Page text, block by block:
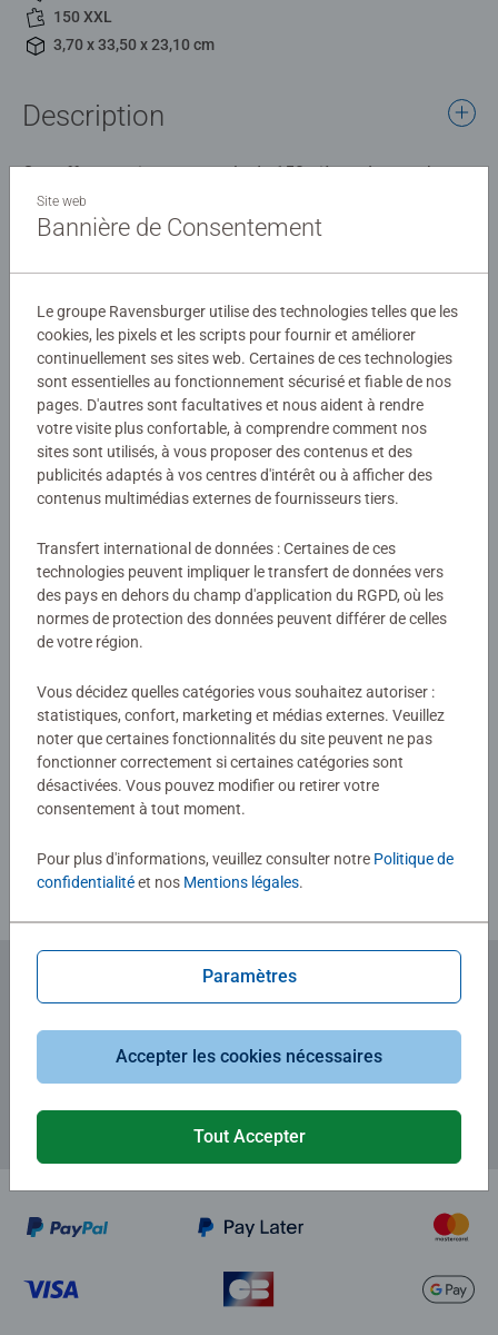
150 XXL
3,70 x 33,50 x 23,10 cm
Description
Ce coffret contient un puzzle de 150 pièces. Le nombre et
la taille des pièces sont conçus pour permettre aux
enfants dès 7 ans d'assembler leurs puzzles, dans
Les puzzles Ravensburger sont conçus pour être adaptés
à chaque âge, avec des pièces solides et des illustrations
colorées. Ils offrent un excellent moyen de stimuler la
confiance en soi des enfants. Depuis plus de 100 ans,
Ravensburger crée des puzzles de qualité, sûrs et
durables, pour accompagner le développement des petits.
Détails
Numéro d'article:
12901
EAN:
4005556129010
Avertissements et informations du fabricant
Produits similaires
Aucune évaluation n'a encore été
soumise
Rédiger une évaluation
Abonnez-vous à notre newsletter
Site web
Bannière de Consentement
Le groupe Ravensburger utilise des technologies telles que les
cookies, les pixels et les scripts pour fournir et améliorer
continuellement ses sites web. Certaines de ces technologies
sont essentielles au fonctionnement sécurisé et fiable de nos
pages. D'autres sont facultatives et nous aident à rendre
votre visite plus confortable, à comprendre comment nos
sites sont utilisés, à vous proposer des contenus et des
publicités adaptés à vos centres d'intérêt ou à afficher des
contenus multimédias externes de fournisseurs tiers.
Transfert international de données : Certaines de ces
technologies peuvent impliquer le transfert de données vers
des pays en dehors du champ d'application du RGPD, où les
normes de protection des données peuvent différer de celles
de votre région.
Vous décidez quelles catégories vous souhaitez autoriser :
statistiques, confort, marketing et médias externes. Veuillez
noter que certaines fonctionnalités du site peuvent ne pas
fonctionner correctement si certaines catégories sont
désactivées. Vous pouvez modifier ou retirer votre
consentement à tout moment.
Pour plus d'informations, veuillez consulter notre Politique de
confidentialitéet nos Mentions légales.
Paramètres
Accepter les cookies nécessaires
Tout Accepter